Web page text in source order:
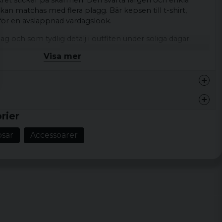
matchas med flera plagg. Bär kepsen till t-shirt,
en avslappnad vardagslook.
och som tydlig detalj i outfiten under soliga dagar.
toppknapp, sticker på skärmen
Visa mer
Accessoarer